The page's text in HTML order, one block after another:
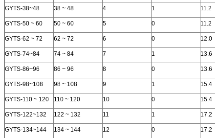
GYTS-38~48 38 ~ 48 4 1 11.2
GYTS-50 ~ 60 50 ~ 60 5 0 11.2
GYTS-62 ~ 72 62 ~ 72 6 0 12.0
GYTS-74~84 74 ~ 84 7 1 13.6
GYTS-86~96 86 ~ 96 8 0 13.6
GYTS-98~108 98 ~ 108 9 1 15.4
GYTS-110 ~ 120 110 ~ 120 10 0 15.4
GYTS-122~132 122 ~ 132 11 1 17.2
GYTS-134~144 134 ~ 144 12 0 17.2